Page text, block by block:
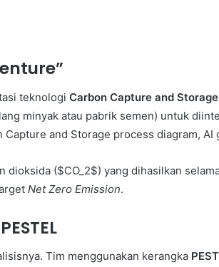
teknologi Carbon Capture and
minyak atau pabrik semen) untuk
($CO_2$) yang dihasilkan
Net Zero Emission.
Tim menggunakan kerangka